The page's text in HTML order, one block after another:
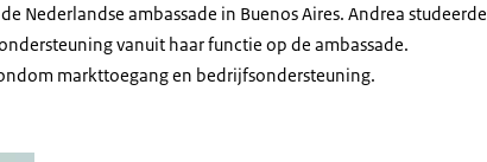
Nederlandse ambassade in Buenos Aires. Andrea studeerde
vanuit haar functie op de ambassade.
markttoegang en bedrijfsondersteuning.